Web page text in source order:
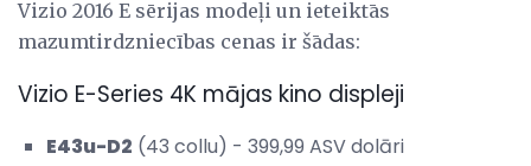
Vizio 2016 E sērijas modeļi un ieteiktās
mazumtirdzniecības cenas ir šādas:
Vizio E-Series 4K mājas kino displeji
E43u-D2 (43 collu) - 399,99 ASV dolāri